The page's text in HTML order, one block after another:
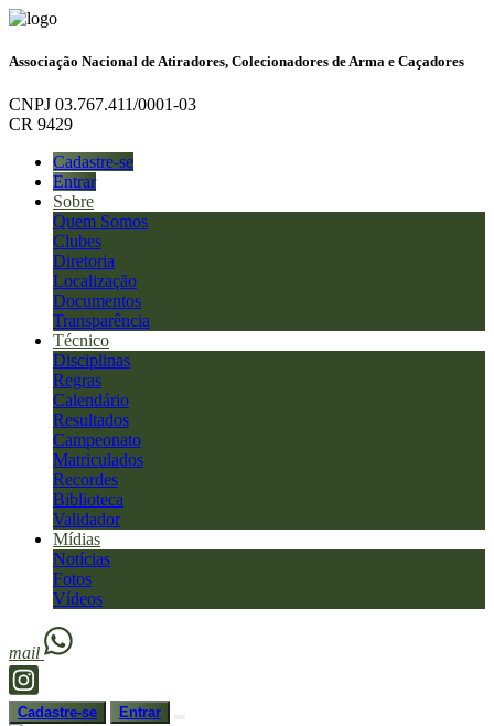
Associação Nacional de Atiradores, Colecionadores de Arma e Caçadores
CNPJ 03.767.411/0001-03
CR 9429
Cadastre-se
Entrar
Sobre
Quem Somos
Clubes
Diretoria
Localização
Documentos
Transparência
Técnico
Disciplinas
Regras
Calendário
Resultados
Campeonato
Matriculados
Recordes
Biblioteca
Validador
Mídias
Notícias
Fotos
Vídeos
mail
Cadastre-se Entrar